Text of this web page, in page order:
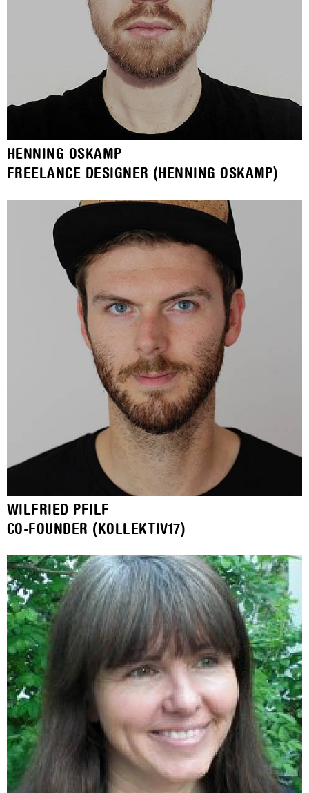
HENNING OSKAMP
FREELANCE DESIGNER (HENNING OSKAMP)
WILFRIED PFILF
CO-FOUNDER (KOLLEKTIV17)